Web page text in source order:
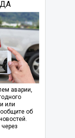
аварии,
или
об